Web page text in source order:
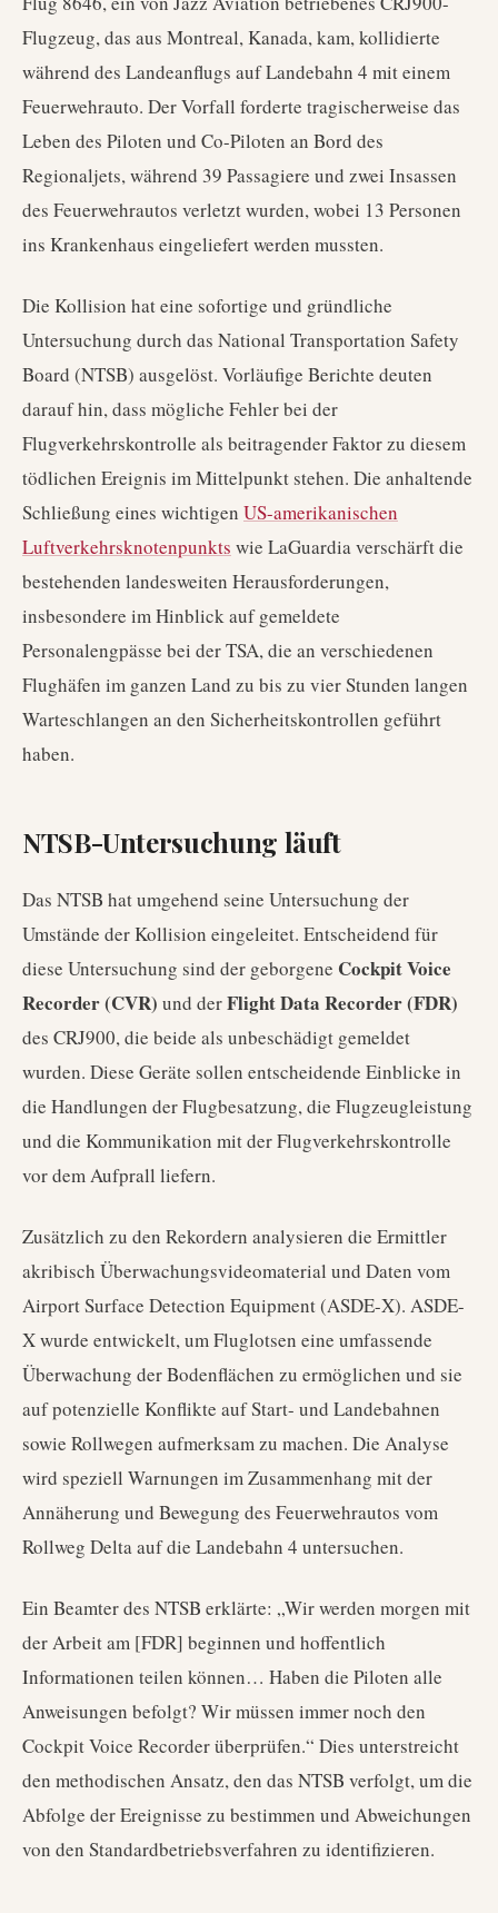
Flugzeug, das aus Montreal, Kanada, kam, kollidierte
während des Landeanflugs auf Landebahn 4 mit einem
Feuerwehrauto. Der Vorfall forderte tragischerweise das
Leben des Piloten und Co-Piloten an Bord des
Regionaljets, während 39 Passagiere und zwei Insassen
des Feuerwehrautos verletzt wurden, wobei 13 Personen
ins Krankenhaus eingeliefert werden mussten.
Die Kollision hat eine sofortige und gründliche
Untersuchung durch das National Transportation Safety
Board (NTSB) ausgelöst. Vorläufige Berichte deuten
darauf hin, dass mögliche Fehler bei der
Flugverkehrskontrolle als beitragender Faktor zu diesem
tödlichen Ereignis im Mittelpunkt stehen. Die anhaltende
Schließung eines wichtigen US-amerikanischen
Luftverkehrsknotenpunkts wie LaGuardia verschärft die
bestehenden landesweiten Herausforderungen,
insbesondere im Hinblick auf gemeldete
Personalengpässe bei der TSA, die an verschiedenen
Flughäfen im ganzen Land zu bis zu vier Stunden langen
Warteschlangen an den Sicherheitskontrollen geführt
haben.
NTSB-Untersuchung läuft
Das NTSB hat umgehend seine Untersuchung der
Umstände der Kollision eingeleitet. Entscheidend für
diese Untersuchung sind der geborgene Cockpit Voice
Recorder (CVR) und derFlight Data Recorder (FDR)
des CRJ900, die beide als unbeschädigt gemeldet
wurden. Diese Geräte sollen entscheidende Einblicke in
die Handlungen der Flugbesatzung, die Flugzeugleistung
und die Kommunikation mit der Flugverkehrskontrolle
vor dem Aufprall liefern.
Zusätzlich zu den Rekordern analysieren die Ermittler
akribisch Überwachungsvideomaterial und Daten vom
Airport Surface Detection Equipment (ASDE-X). ASDE-
X wurde entwickelt, um Fluglotsen eine umfassende
Überwachung der Bodenflächen zu ermöglichen und sie
auf potenzielle Konflikte auf Start- und Landebahnen
sowie Rollwegen aufmerksam zu machen. Die Analyse
wird speziell Warnungen im Zusammenhang mit der
Annäherung und Bewegung des Feuerwehrautos vom
Rollweg Delta auf die Landebahn 4 untersuchen.
Ein Beamter des NTSB erklärte: „Wir werden morgen mit
der Arbeit am [FDR] beginnen und hoffentlich
Informationen teilen können… Haben die Piloten alle
Anweisungen befolgt? Wir müssen immer noch den
Cockpit Voice Recorder überprüfen.“ Dies unterstreicht
den methodischen Ansatz, den das NTSB verfolgt, um die
Abfolge der Ereignisse zu bestimmen und Abweichungen
von den Standardbetriebsverfahren zu identifizieren.